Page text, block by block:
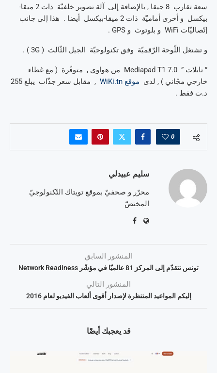
سعة تقارب 8 جيقا , بالإضافة إلى آلة تصوير خلفيّة ذات 2 ميقا-
بيكسل و أخرى أماميّة ذات 2 ميقا-بيكسل أيضا . هذا إلى جانب
إتّصاليّات WiFi و بلوتوث و GPS .
و تشتغل اللّوحة الرّقميّة وفق تكنولوجيّة الجيل الثّالث ( 3G ) .
” تابلات ” Mediapad T1 7.0 من هواوي , متوفّرة ( مع غطاء
خارجي مجّاني ) , لدى موقع WiKi.tn
, مقابل سعر جذّاب يبلغ 255
د.ت فقط .
0
سليم عبيدلي
محرّر و صحفيّ بموقع تويتاك التّكنولوجيّ
المختصّ
المنشور السابق
تونس تتقدّم إلى المركز 81 عالميّا في مؤشّر Network Readiness
المنشور التالي
إليكم المواعيد المنتظرة لإصدار أقوى ألعاب الفيديو لعام 2016
قد يعجبك أيضًا